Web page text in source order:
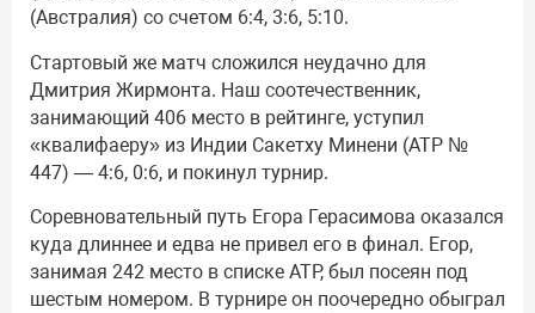
(Австралия) со счетом 6:4, 3:6, 5:10.
Стартовый же матч сложился неудачно для
Дмитрия Жирмонта. Наш соотечественник,
занимающий 406 место в рейтинге, уступил
«квалифаеру» из Индии Сакетху Минени (АТР №
447) — 4:6, 0:6, и покинул турнир.
Соревновательный путь Егора Герасимова оказался
куда длиннее и едва не привел его в финал. Егор,
занимая 242 место в списке АТР, был посеян под
шестым номером. В турнире он поочередно обыграл